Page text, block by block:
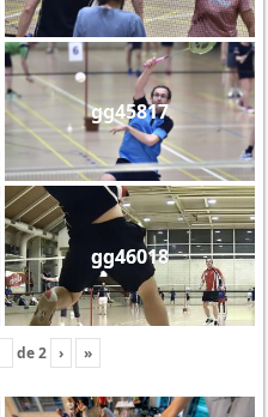
gg45817
gg46018
de2 › »